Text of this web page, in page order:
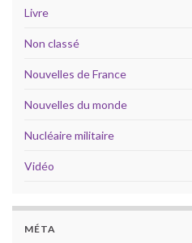
Livre
Non classé
Nouvelles de France
Nouvelles du monde
Nucléaire militaire
Vidéo
MÉTA